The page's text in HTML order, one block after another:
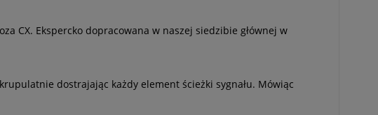
CX. Ekspercko dopracowana w naszej siedzibie głównej w
dostrajając każdy element ścieżki sygnału. Mówiąc